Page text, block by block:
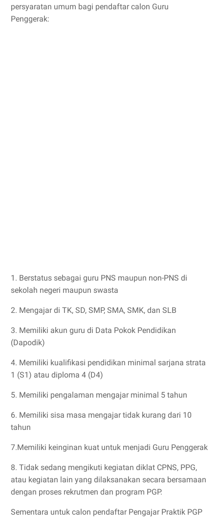
persyaratan umum bagi pendaftar calon Guru
Penggerak:
1. Berstatus sebagai guru PNS maupun non-PNS di
sekolah negeri maupun swasta
2. Mengajar di TK, SD, SMP, SMA, SMK, dan SLB
3. Memiliki akun guru di Data Pokok Pendidikan
(Dapodik)
4. Memiliki kualifikasi pendidikan minimal sarjana strata
1 (S1) atau diploma 4 (D4)
5. Memiliki pengalaman mengajar minimal 5 tahun
6. Memiliki sisa masa mengajar tidak kurang dari 10
tahun
7.Memiliki keinginan kuat untuk menjadi Guru Penggerak
8. Tidak sedang mengikuti kegiatan diklat CPNS, PPG,
atau kegiatan lain yang dilaksanakan secara bersamaan
dengan proses rekrutmen dan program PGP.
Sementara untuk calon pendaftar Pengajar Praktik PGP